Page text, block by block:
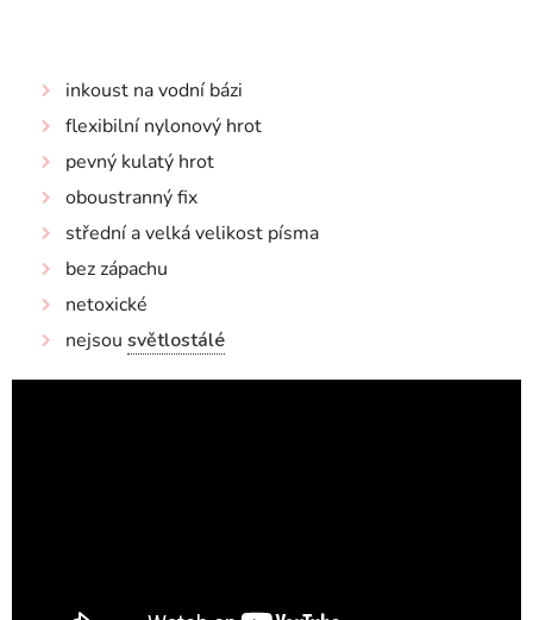
inkoust na vodní bázi
flexibilní nylonový hrot
pevný kulatý hrot
oboustranný fix
střední a velká velikost písma
bez zápachu
netoxické
nejsou světlostálé